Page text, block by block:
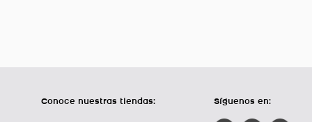
Conoce nuestras tiendas: Síguenos en: